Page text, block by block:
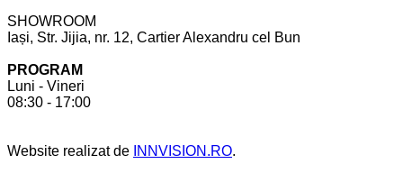
cont
la
SHOWROOM
Iași, Str. Jijia, nr. 12, Cartier Alexandru cel Bun
PROGRAM
Luni - Vineri
08:30 - 17:00
Website realizat de INNVISION.RO.